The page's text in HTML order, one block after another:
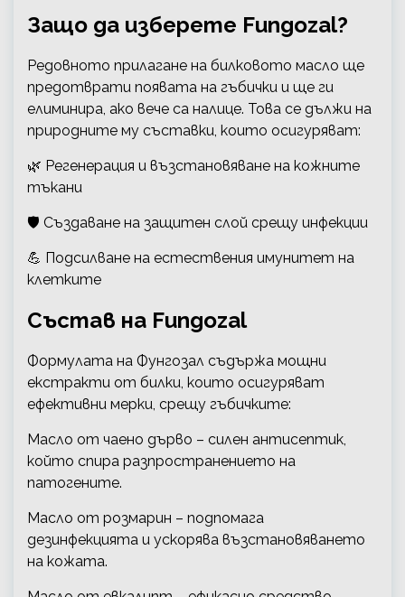
Защо да изберете Fungozal?
Редовното прилагане на билковото масло ще
предотврати появата на гъбички и ще ги
елиминира, ако вече са налице. Това се дължи на
природните му съставки, които осигуряват:
🌿 Регенерация и възстановяване на кожните
тъкани
🛡 Създаване на защитен слой срещу инфекции
💪 Подсилване на естествения имунитет на
клетките
Състав на Fungozal
Формулата на Фунгозал съдържа мощни
екстракти от билки, които осигуряват
ефективни мерки, срещу гъбичките:
Масло от чаено дърво – силен антисептик,
който спира разпространението на
патогените.
Масло от розмарин – подпомага
дезинфекцията и ускорява възстановяването
на кожата.